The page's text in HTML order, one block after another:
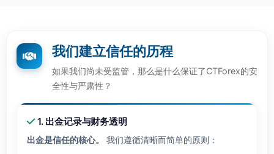
我们建立信任的历程
如果我们尚未受监管，那么是什么保证了CTForex的安
全性与严肃性？
1. 出金记录与财务透明
出金是信任的核心。 我们遵循清晰而简单的原则：